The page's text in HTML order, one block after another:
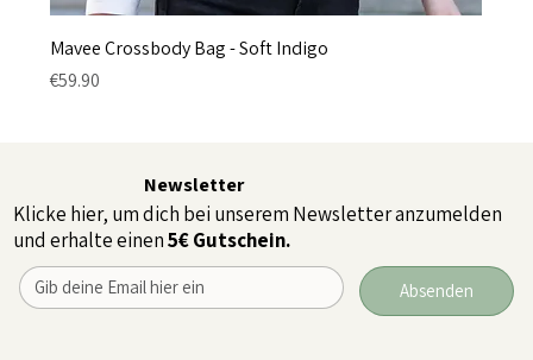
Mavee Crossbody Bag - Soft Indigo
Price
€59.90
Newsletter
Klicke hier, um dich bei unserem Newsletter anzumelden
und erhalte einen5€ Gutschein.
Absenden